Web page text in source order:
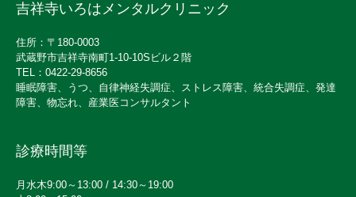
吉祥寺いろはメンタルクリニック
住所：〒180-0003
武蔵野市吉祥寺南町1-10-10Sビル２階
TEL：0422-29-8656
睡眠障害、うつ、自律神経失調症、ストレス障害、統合失調症、発達
障害、物忘れ、産業医コンサルタント
診療時間等
月水木9:00～13:00 / 14:30～19:00